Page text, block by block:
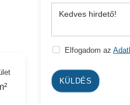
Elfogadom az
KÜLDÉS